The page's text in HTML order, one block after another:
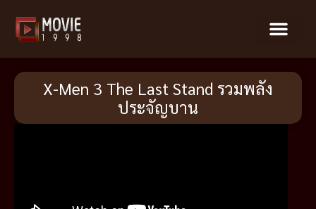
X-Men 3 The Last Stand รวมพลัง
ประจัญบาน